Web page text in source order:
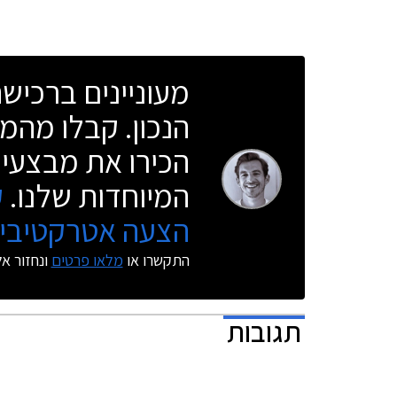
מעוניינים
הנכון. קבלו
הכירו את
המיוחדות שלנו.
הצעה
התקשרו או מלאו פרטים ונחזור
תגובות